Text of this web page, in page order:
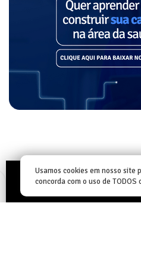
Usamos cookies em nosso site
concorda com o uso de